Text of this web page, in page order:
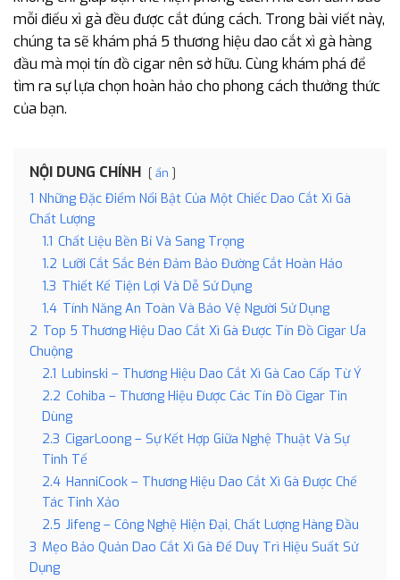
mỗi điếu xì gà đều được cắt đúng cách. Trong bài viết này,
chúng ta sẽ khám phá 5 thương hiệu dao cắt xì gà hàng
đầu mà mọi tín đồ cigar nên sở hữu. Cùng khám phá để
tìm ra sự lựa chọn hoàn hảo cho phong cách thưởng thức
của bạn.
NỘI DUNG CHÍNH ẩn
1 Những Đặc Điểm Nổi Bật Của Một Chiếc Dao Cắt Xì Gà
Chất Lượng
1.1 Chất Liệu Bền Bỉ Và Sang Trọng
1.2 Lưỡi Cắt Sắc Bén Đảm Bảo Đường Cắt Hoàn Hảo
1.3 Thiết Kế Tiện Lợi Và Dễ Sử Dụng
1.4 Tính Năng An Toàn Và Bảo Vệ Người Sử Dụng
2 Top 5 Thương Hiệu Dao Cắt Xì Gà Được Tín Đồ Cigar Ưa
Chuộng
2.1 Lubinski – Thương Hiệu Dao Cắt Xì Gà Cao Cấp Từ Ý
2.2 Cohiba – Thương Hiệu Được Các Tín Đồ Cigar Tin
Dùng
2.3 CigarLoong – Sự Kết Hợp Giữa Nghệ Thuật Và Sự
Tinh Tế
2.4 HanniCook – Thương Hiệu Dao Cắt Xì Gà Được Chế
Tác Tinh Xảo
2.5 Jifeng – Công Nghệ Hiện Đại, Chất Lượng Hàng Đầu
3 Mẹo Bảo Quản Dao Cắt Xì Gà Để Duy Trì Hiệu Suất Sử
Dụng